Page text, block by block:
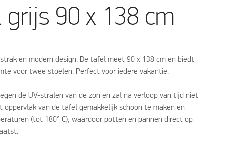
90 x 138 cm
en modern design. De tafel meet 90 x 138 cm en biedt
voor twee stoelen. Perfect voor iedere vakantie.
de UV-stralen van de zon en zal na verloop van tijd niet
oppervlak van de tafel gemakkelijk schoon te maken en
(tot 180° C), waardoor potten en pannen direct op